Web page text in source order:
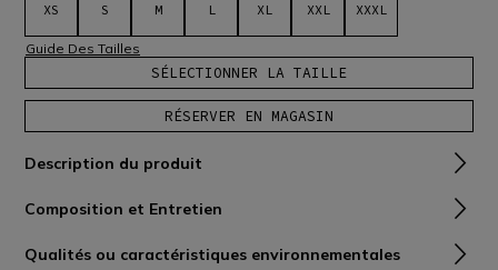
XS S M L XL XXL XXXL
Guide Des Tailles
SÉLECTIONNER LA TAILLE
RÉSERVER EN MAGASIN
Description du produit
Composition et Entretien
Qualités ou caractéristiques environnementales